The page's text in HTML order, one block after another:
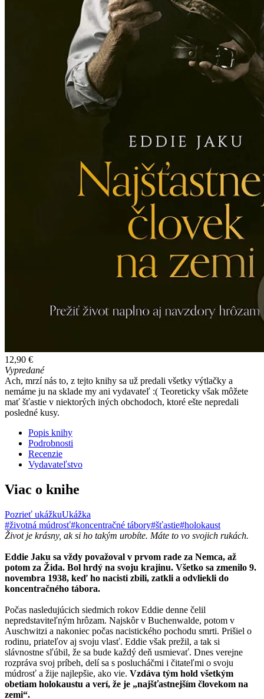
12,90 €
Vypredané
Ach, mrzí nás to, z tejto knihy sa už predali všetky výtlačky a
nemáme ju na sklade my ani vydavateľ :( Teoreticky však môžete
mať šťastie v niektorých iných obchodoch, ktoré ešte nepredali
posledné kusy.
Popis knihy
Podrobnosti
Recenzie
Vydavateľstvo
Viac o knihe
Pozrieť ukážkuUkážka
#životná múdrosť#koncentračné tábory#šťastie#holokaust
Život je krásny, ak si ho takým urobíte. Máte to vo svojich rukách.
Eddie Jaku sa vždy považoval v prvom rade za Nemca, až
potom za Žida. Bol hrdý na svoju krajinu. Všetko sa zmenilo 9.
novembra 1938, keď ho nacisti zbili, zatkli a odvliekli do
koncentračného tábora.
Počas nasledujúcich siedmich rokov Eddie denne čelil
nepredstaviteľným hrôzam. Najskôr v Buchenwalde, potom v
Auschwitzi a nakoniec počas nacistického pochodu smrti. Prišiel o
rodinu, priateľov aj svoju vlasť. Eddie však prežil, a tak si
slávnostne sľúbil, že sa bude každý deň usmievať. Dnes verejne
rozpráva svoj príbeh, delí sa s poslucháčmi i čitateľmi o svoju
múdrosť a žije najlepšie, ako vie. Vzdáva tým hold všetkým
obetiam holokaustu a verí, že je „najšťastnejším človekom na
zemi“.